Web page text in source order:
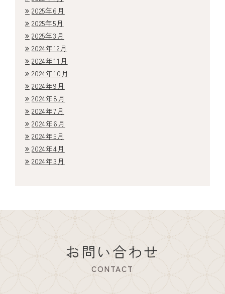
2025年6月
2025年5月
2025年3月
2024年12月
2024年11月
2024年10月
2024年9月
2024年8月
2024年7月
2024年6月
2024年5月
2024年4月
2024年3月
お問い合わせ
CONTACT